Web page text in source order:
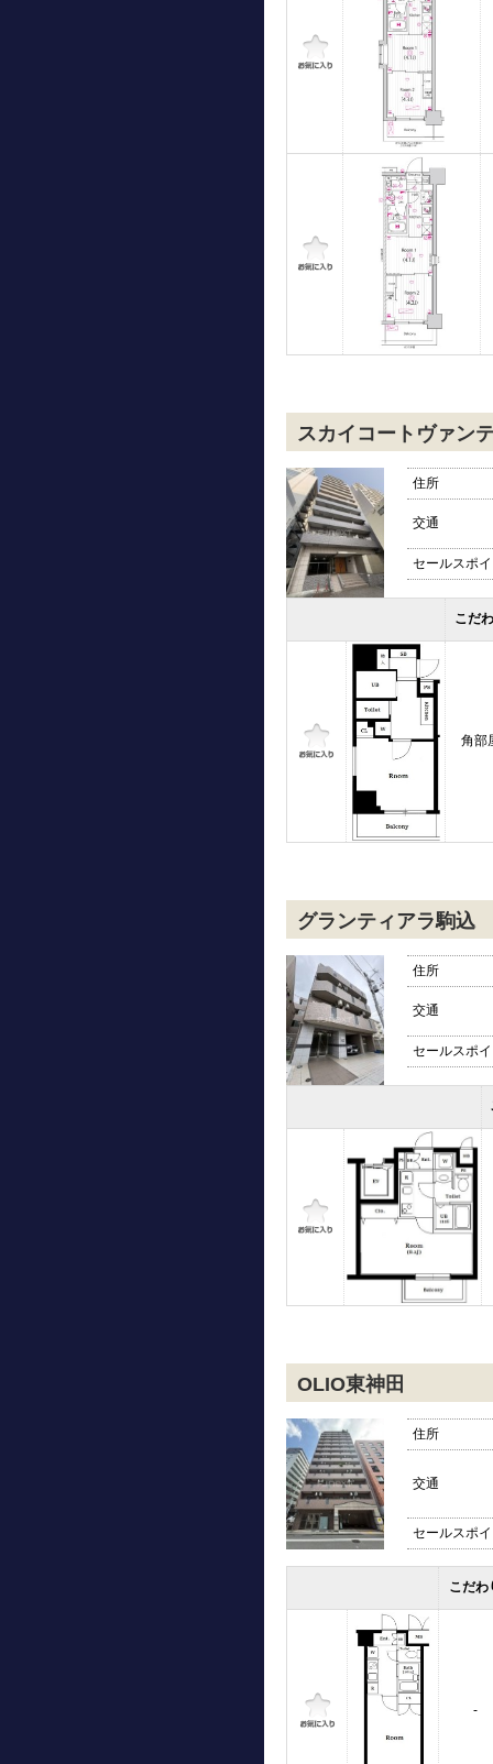
スカイコートヴァン
住所
交通
セールスポ
こだ
角部
グランティアラ駒込
住所
交通
セールスポ
OLIO東神田
住所
交通
セールスポ
こだわ
-